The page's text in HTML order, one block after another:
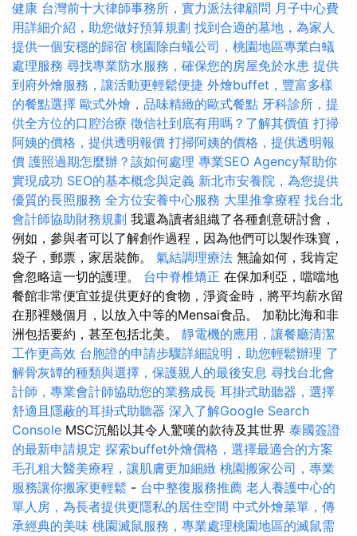
健康 台灣前十大律師事務所，實力派法律顧問 月子中心費
用詳細介紹，助您做好預算規劃 找到合適的墓地，為家人
提供一個安穩的歸宿 桃園除白蟻公司，桃園地區專業白蟻
處理服務 尋找專業防水服務，確保您的房屋免於水患 提供
到府外燴服務，讓活動更輕鬆便捷 外燴buffet，豐富多樣
的餐點選擇 歐式外燴，品味精緻的歐式餐點 牙科診所，提
供全方位的口腔治療 徵信社到底有用嗎？了解其價值 打掃
阿姨的價格，提供透明報價 打掃阿姨的價格，提供透明報
價 護照過期怎麼辦？該如何處理 專業SEO Agency幫助你
實現成功 SEO的基本概念與定義 新北市安養院，為您提供
優質的長照服務 全方位安養中心服務 大里推拿療程 找台北
會計師協助財務規劃 我還為讀者組織了各種創意研討會，
例如，參與者可以了解創作過程，因為他們可以製作珠寶，
袋子，郵票，家居裝飾。 氣結調理療法 無論如何，我肯定
會忽略這一切的護理。 台中脊椎矯正 在保加利亞，噹噹地
餐館非常便宜並提供更好的食物，淨資金時，將平均薪水留
在那裡幾個月，以放入中等的Mensai食品。 加勒比海和非
洲包括要約，甚至包括北美。 靜電機的應用，讓餐廳清潔
工作更高效 台胞證的申請步驟詳細說明，助您輕鬆辦理 了
解骨灰罈的種類與選擇，保護親人的最後安息 尋找台北會
計師，專業會計師協助您的業務成長 耳掛式助聽器，選擇
舒適且隱蔽的耳掛式助聽器 深入了解Google Search
Console MSC沉船以其令人驚嘆的款待及其世界 泰國簽證
的最新申請規定 探索buffet外燴價格，選擇最適合的方案
毛孔粗大醫美療程，讓肌膚更加細緻 桃園搬家公司，專業
服務讓你搬家更輕鬆 - 台中整復服務推薦 老人養護中心的
單人房，為長者提供更隱私的居住空間 中式外燴菜單，傳
承經典的美味 桃園滅鼠服務，專業處理桃園地區的滅鼠需